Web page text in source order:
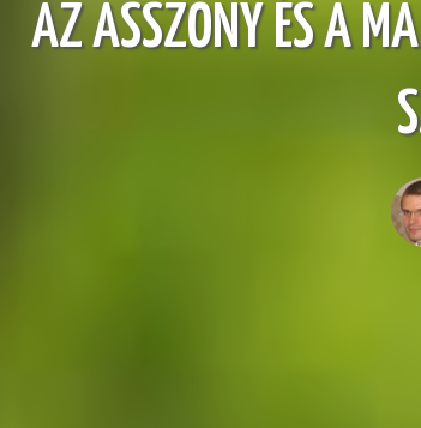
AZ ASSZONY ÉS A